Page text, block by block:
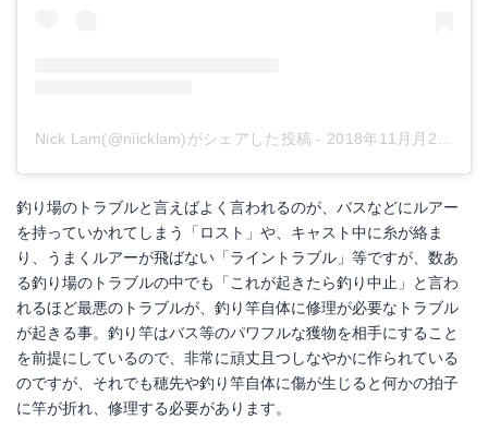
Nick Lam(@niicklam)がシェアした投稿 - 2018年11月月29日午後5時20分PST
釣り場のトラブルと言えばよく言われるのが、バスなどにルアー
を持っていかれてしまう「ロスト」や、キャスト中に糸が絡ま
り、うまくルアーが飛ばない「ライントラブル」等ですが、数あ
る釣り場のトラブルの中でも「これが起きたら釣り中止」と言わ
れるほど最悪のトラブルが、釣り竿自体に修理が必要なトラブル
が起きる事。釣り竿はバス等のパワフルな獲物を相手にすること
を前提にしているので、非常に頑丈且つしなやかに作られている
のですが、それでも穂先や釣り竿自体に傷が生じると何かの拍子
に竿が折れ、修理する必要があります。